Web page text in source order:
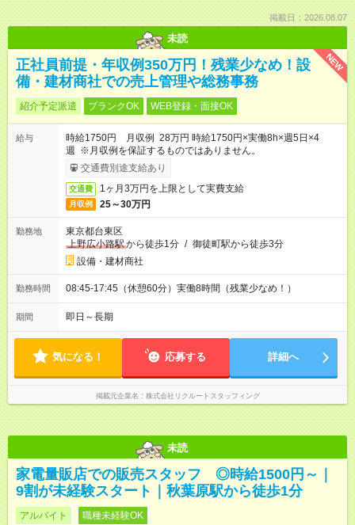
掲載日：2026.08.07
未読
NEW
正社員前提・年収例350万円！残業少なめ！設
備・建材商社での売上管理や総務事務
紹介予定派遣 ブランクOK WEB登録・面接OK
給与
時給1750円 月収例 28万円 時給1750円×実働8h×週5日×4
週 ※月収例を保証するものではありません。
交通費別途支給あり
交通費 1ヶ月3万円を上限として実費支給
月収例 25～30万円
勤務地
東京都台東区
上野広小路駅から徒歩1分 / 御徒町駅から徒歩3分
設備・建材商社
勤務時間 08:45-17:45（休憩60分）実働8時間（残業少なめ！）
期間 即日～長期
気になる！ 応募する 詳細へ
掲載元企業名 株式会社リクルートスタッフィング
未読
家電量販店での販売スタッフ ◎時給1500円～｜
9割が未経験スタート｜秋葉原駅から徒歩1分
アルバイト 職種未経験OK